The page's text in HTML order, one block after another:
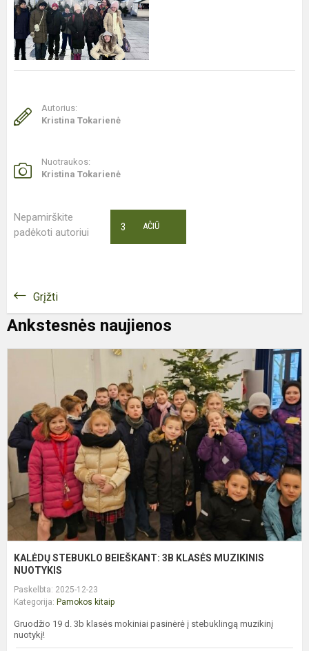
Autorius:
Kristina Tokarienė
Nuotraukos:
Kristina Tokarienė
Nepamirškite
padėkoti autoriui
AČIŪ
3
Grįžti
Ankstesnės naujienos
KALĖDŲ STEBUKLO BEIEŠKANT: 3B KLASĖS MUZIKINIS
NUOTYKIS
Paskelbta: 2025-12-23
Kategorija: Pamokos kitaip
Gruodžio 19 d. 3b klasės mokiniai pasinėrė į stebuklingą muzikinį
nuotykį!